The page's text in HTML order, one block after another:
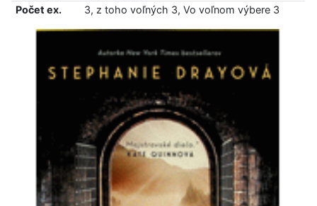
Počet ex.
3, z toho voľných 3, Vo voľnom výbere 3